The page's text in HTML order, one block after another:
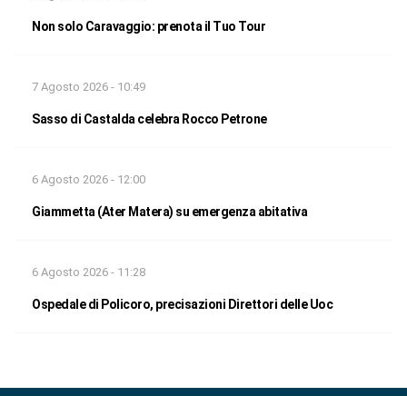
Non solo Caravaggio: prenota il Tuo Tour
7 Agosto 2026 - 10:49
Sasso di Castalda celebra Rocco Petrone
6 Agosto 2026 - 12:00
Giammetta (Ater Matera) su emergenza abitativa
6 Agosto 2026 - 11:28
Ospedale di Policoro, precisazioni Direttori delle Uoc